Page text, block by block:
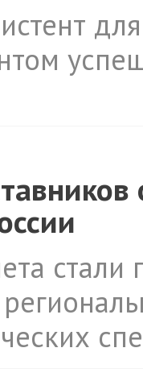
стали